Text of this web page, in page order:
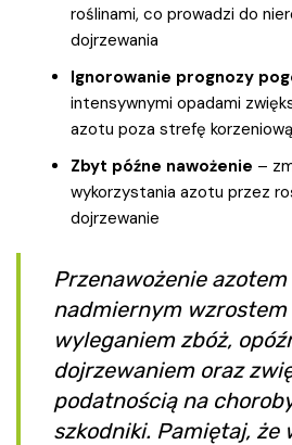
roślinami, co prowadzi do
dojrzewania
Ignorowanie prognozy
intensywnymi opadami
azotu poza strefę korzeniową
Zbyt późne nawożenie –
wykorzystania azotu przez
dojrzewanie
Przenawożenie
nadmiernym
wyleganiem zbóż,
dojrzewaniem oraz
podatnością na
szkodniki. Pamiętaj, że